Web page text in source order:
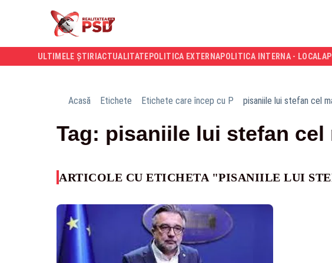
ULTIMELE ȘTIRI ACTUALITATE POLITICA EXTERNAPOLITICA INTERNA - LOCALA
Acasă Etichete Etichete care încep cu P pisaniile lui stefan cel
Tag: pisaniile lui stefan cel
ARTICOLE CU ETICHETA "PISANIILE LUI